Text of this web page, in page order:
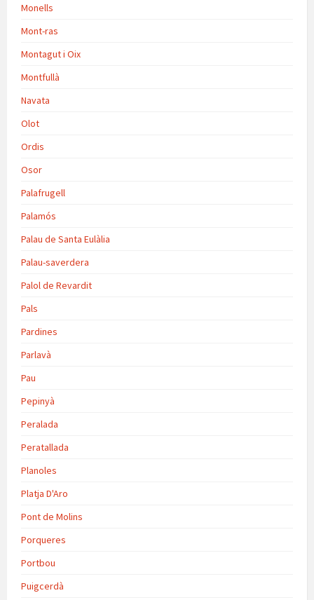
Monells
Mont-ras
Montagut i Oix
Montfullà
Navata
Olot
Ordis
Osor
Palafrugell
Palamós
Palau de Santa Eulàlia
Palau-saverdera
Palol de Revardit
Pals
Pardines
Parlavà
Pau
Pepinyà
Peralada
Peratallada
Planoles
Platja D'Aro
Pont de Molins
Porqueres
Portbou
Puigcerdà